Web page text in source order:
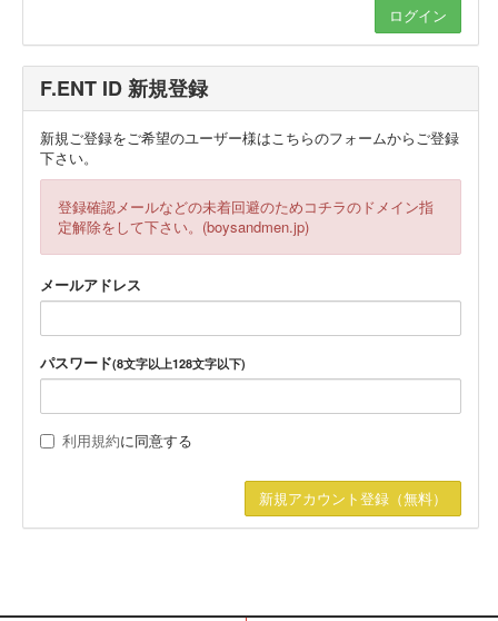
F.ENT ID 新規登録
新規ご登録をご希望のユーザー様はこちらのフォームからご登録
下さい。
登録確認メールなどの未着回避のためコチラのドメイン指
定解除をして下さい。(boysandmen.jp)
メールアドレス
パスワード(8文字以上128文字以下)
利用規約に同意する